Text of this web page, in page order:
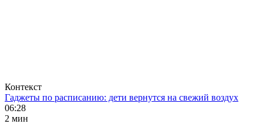
Контекст
Гаджеты по расписанию: дети вернутся на свежий воздух
06:28
2 мин